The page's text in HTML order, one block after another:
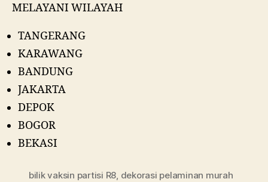
MELAYANI WILAYAH
TANGERANG
KARAWANG
BANDUNG
JAKARTA
DEPOK
BOGOR
BEKASI
bilik vaksin partisi R8, dekorasi pelaminan murah